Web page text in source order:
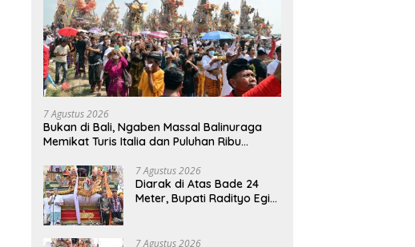
7 Agustus 2026
Bukan di Bali, Ngaben Massal Balinuraga
Memikat Turis Italia dan Puluhan Ribu
7 Agustus 2026
Diarak di Atas Bade 24
Meter, Bupati Radityo Egi
‘Penglipuran’ Kedua pada
7 Agustus 2026